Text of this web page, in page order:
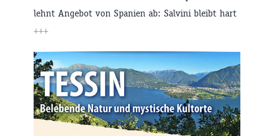
lehnt Angebot von Spanien ab: Salvini bleibt hart
+++